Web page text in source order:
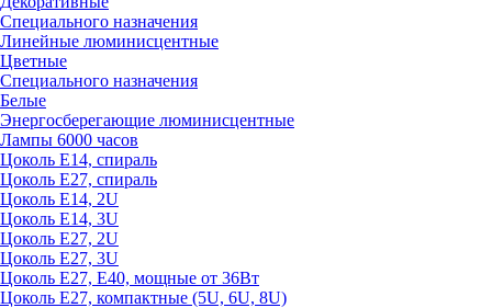
Специального назначения
Линейные люминисцентные
Цветные
Специального назначения
Белые
Энергосберегающие люминисцентные
Лампы 6000 часов
Цоколь Е14, спираль
Цоколь Е27, спираль
Цоколь Е14, 2U
Цоколь Е14, 3U
Цоколь Е27, 2U
Цоколь Е27, 3U
Цоколь Е27, Е40, мощные от 36Вт
Цоколь Е27, компактные (5U, 6U, 8U)